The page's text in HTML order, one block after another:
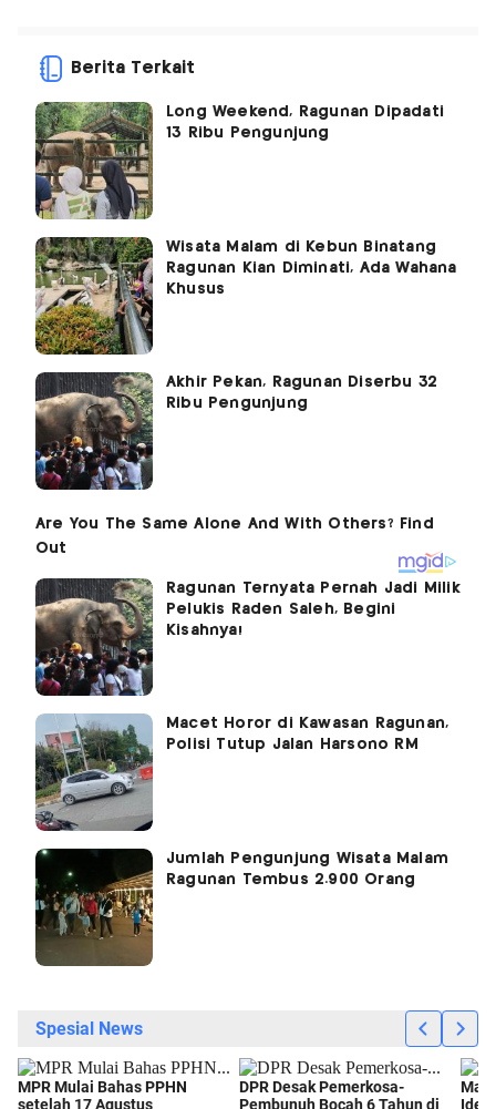
Berita Terkait
Long Weekend, Ragunan Dipadati
13 Ribu Pengunjung
Wisata Malam di Kebun Binatang
Ragunan Kian Diminati, Ada Wahana
Khusus
Akhir Pekan, Ragunan Diserbu 32
Ribu Pengunjung
Ragunan Ternyata Pernah Jadi Milik
Pelukis Raden Saleh, Begini
Kisahnya!
Macet Horor di Kawasan Ragunan,
Polisi Tutup Jalan Harsono RM
Jumlah Pengunjung Wisata Malam
Ragunan Tembus 2.900 Orang